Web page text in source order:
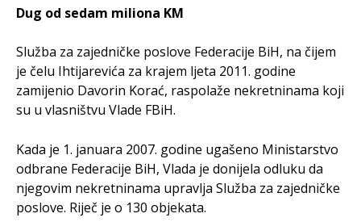
Dug od sedam miliona KM
Služba za zajedničke poslove Federacije BiH, na čijem
je čelu Ihtijarevića za krajem ljeta 2011. godine
zamijenio Davorin Korać, raspolaže nekretninama koji
su u vlasništvu Vlade FBiH.
Kada je 1. januara 2007. godine ugašeno Ministarstvo
odbrane Federacije BiH, Vlada je donijela odluku da
njegovim nekretninama upravlja Služba za zajedničke
poslove. Riječ je o 130 objekata.